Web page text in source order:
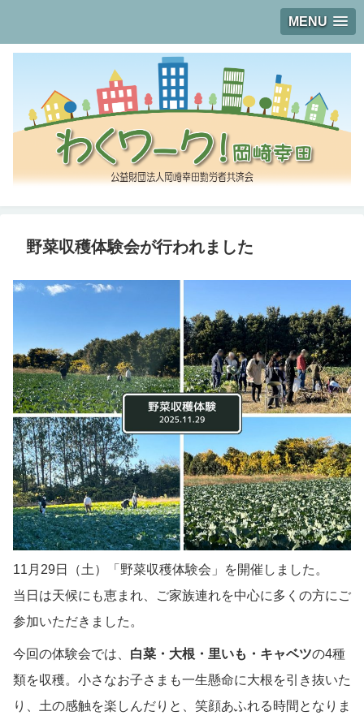
MENU
野菜収穫体験会が行われました
11月29日（土）「野菜収穫体験会」を開催しました。
当日は天候にも恵まれ、ご家族連れを中心に多くの方にご
参加いただきました。
今回の体験会では、 白菜・大根・里いも・キャベツの4種
類を収穫。小さなお子さまも一生懸命に大根を引き抜いた
り、土の感触を楽しんだりと、笑顔あふれる時間となりま